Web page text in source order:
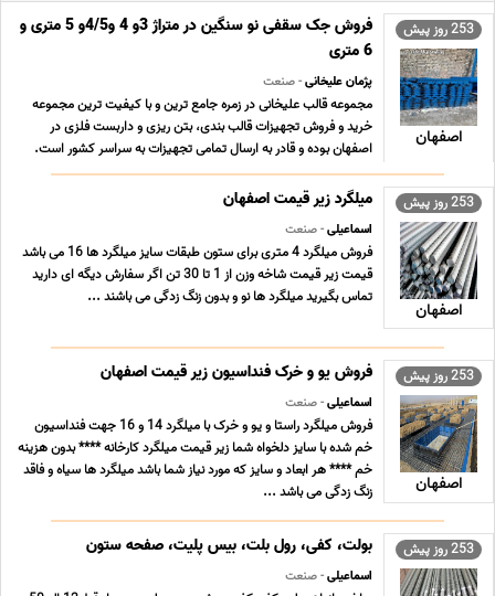
253 روز پیش
اصفهان
فروش جک سقفی نو سنگین در متراژ 3و 4 و4/5و 5 متری و
6 متری
پژمان علیخانی- صنعت
مجموعه قالب علیخانی در زمره جامع ترین و با کیفیت ترین مجموعه
خرید و فروش تجهیزات قالب بندی، بتن ریزی و داربست فلزی در
اصفهان بوده و قادر به ارسال تمامی تجهیزات به سراسر کشور است.
فعالیت مجموعه جک و قالب پژمان علیخانی در زمینه تولید قالب فلزی
در مدلها و اندازه های مختلف ، تولید جک ... ...
253 روز پیش
اصفهان
میلگرد زیر قیمت اصفهان
اسماعیلی- صنعت
فروش میلگرد 4 متری برای ستون طبقات سایز میلگرد ها 16 می باشد
قیمت زیر قیمت شاخه وزن از 1 تا 30 تن اگر سفارش دیگه ای دارید
تماس بگیرید میلگرد ها نو و بدون زنگ زدگی می باشند ...
253 روز پیش
اصفهان
فروش یو و خرک فنداسیون زیر قیمت اصفهان
اسماعیلی- صنعت
فروش میلگرد راستا و یو و خرک با میلگرد 14 و 16 جهت فنداسیون
خم شده با سایز دلخواه شما زیر قیمت میلگرد کارخانه **** بدون هزینه
خم **** هر ابعاد و سایز که مورد نیاز شما باشد میلگرد ها سیاه و فاقد
زنگ زدگی می باشد ...
253 روز پیش بولت، کفی، رول بلت، بیس پلیت، صفحه ستون
اسماعیلی- صنعت